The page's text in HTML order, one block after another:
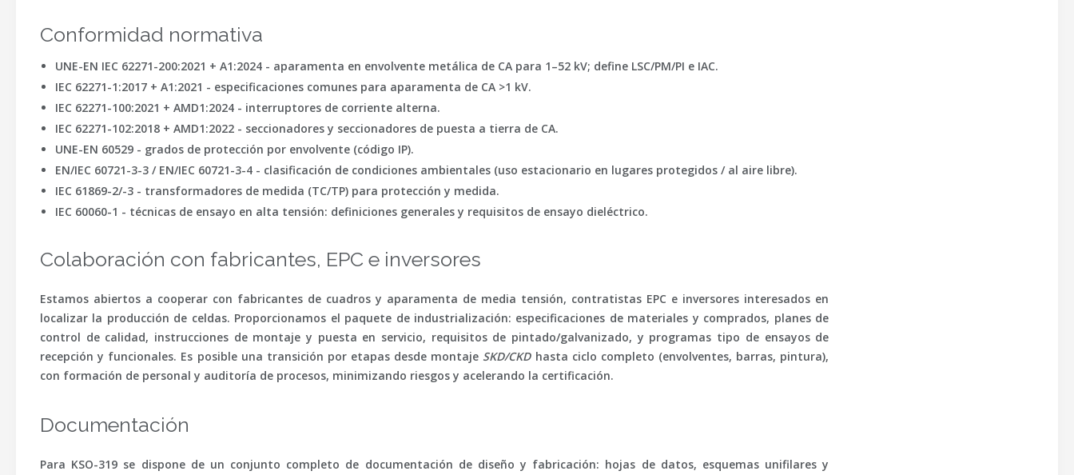
Conformidad normativa
UNE-EN IEC 62271-200:2021 + A1:2024- aparamenta en envolvente metálica de CA para 1–52 kV; define LSC/PM/PI e IAC.
IEC 62271-1:2017 + A1:2021 - especificaciones comunes para aparamenta de CA >1 kV.
IEC 62271-100:2021 + AMD1:2024- interruptores de corriente alterna.
IEC 62271-102:2018 + AMD1:2022- seccionadores y seccionadores de puesta a tierra de CA.
UNE-EN 60529- grados de protección por envolvente (código IP).
EN/IEC 60721-3-3/ EN/IEC 60721-3-4- clasificación de condiciones ambientales (uso estacionario en lugares protegidos / al aire libre).
IEC 61869-2/-3- transformadores de medida (TC/TP) para protección y medida.
IEC 60060-1 - técnicas de ensayo en alta tensión: definiciones generales y requisitos de ensayo dieléctrico.
Colaboración con fabricantes, EPC e inversores
Estamos abiertos a cooperar con fabricantes de cuadros y aparamenta de media tensión, contratistas EPC e inversores interesados en
localizar la producción de celdas. Proporcionamos el paquete de industrialización: especificaciones de materiales y comprados, planes de
control de calidad, instrucciones de montaje y puesta en servicio, requisitos de pintado/galvanizado, y programas tipo de ensayos de
recepción y funcionales. Es posible una transición por etapas desde montaje SKD/CKDhasta ciclo completo (envolventes, barras, pintura),
con formación de personal y auditoría de procesos, minimizando riesgos y acelerando la certificación.
Documentación
Para KSO-319 se dispone de un conjunto completo de documentación de diseño y fabricación: hojas de datos, esquemas unifilares y